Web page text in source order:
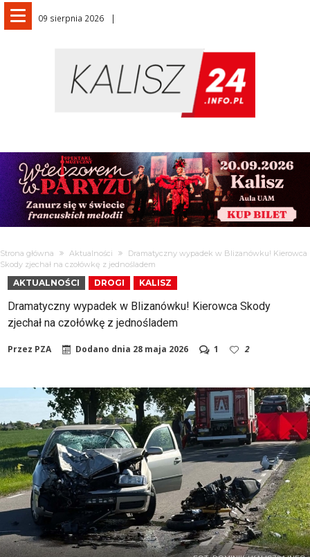
09 sierpnia 2026
Strona główna Aktualności
Dramatyczny wypadek w Blizanówku! Kierowca
Skody zjechał na czołówkę z jednośladem
AKTUALNOŚCI DROGI KALISZ
Dramatyczny wypadek w Blizanówku! Kierowca Skody
zjechał na czołówkę z jednośladem
Przez PZA Dodano dnia 28 maja 2026 1 2